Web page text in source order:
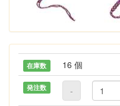
在庫数 16 個
発注数 -